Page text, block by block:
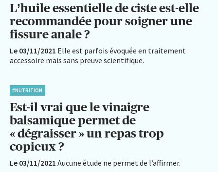
L’huile essentielle de ciste est-elle
recommandée pour soigner une
fissure anale ?
Le 03/11/2021 Elle est parfois évoquée en traitement
accessoire mais sans preuve scientifique.
#NUTRITION
Est-il vrai que le vinaigre
balsamique permet de
« dégraisser » un repas trop
copieux ?
Le 03/11/2021 Aucune étude ne permet de l’affirmer.